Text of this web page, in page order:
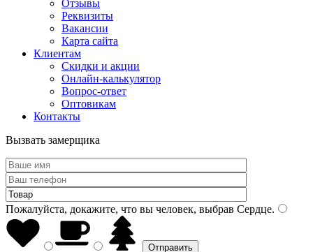
Отзывы
Реквизиты
Вакансии
Карта сайта
Клиентам
Скидки и акции
Онлайн-калькулятор
Вопрос-ответ
Оптовикам
Контакты
Вызвать замерщика
Пожалуйста, докажите, что вы человек, выбрав Сердце.